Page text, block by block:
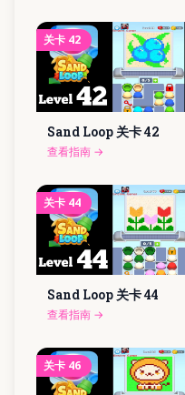
关卡 42
Sand Loop 关卡42
查看指南 →
关卡 44
Sand Loop 关卡44
查看指南 →
关卡 46